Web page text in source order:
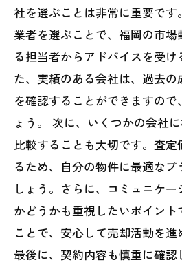
社を選ぶことは非常に重要で
業者を選ぶことで、福岡の市
る担当者からアドバイスを受
た、実績のある会社は、過去
を確認することができますの
ょう。 次に、いくつかの会社
比較することも大切です。査
るため、自分の物件に最適な
しょう。さらに、コミュニケ
かどうかも重視したいポイント
ことで、安心して売却活動を進
最後に、契約内容も慎重に確